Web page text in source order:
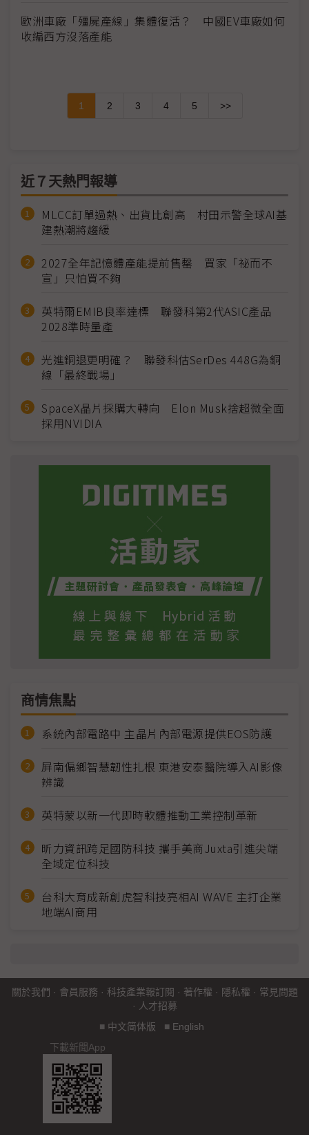
歐洲車廠「殭屍產線」集體復活？ 中國EV車廠如何
收編西方沒落產能
1 2 3 4 5 >>
近７天熱門報導
MLCC訂單過熱、出貨比創高 村田示警全球AI基
建熱潮將趨緩
2027全年記憶體產能提前售罄 買家「祕而不
宣」只怕買不夠
英特爾EMIB良率達標 聯發科第2代ASIC產品
2028準時量產
光進銅退更明確？ 聯發科估SerDes 448G為銅
線「最終戰場」
SpaceX晶片採購大轉向 Elon Musk捨超微全面
採用NVIDIA
商情焦點
系統內部電路中 主晶片內部電源提供EOS防護
屏南偏鄉智慧韌性扎根 東港安泰醫院導入AI影像
辨識
英特蒙以新一代即時軟體推動工業控制革新
昕力資訊跨足國防科技 攜手美商Juxta引進尖端
全域定位科技
台科大育成新創虎智科技亮相AI WAVE 主打企業
地端AI商用
關於我們 · 會員服務 · 科技產業報訂閱 · 著作權 · 隱私權 · 常見問題
· 人才招募
■ 中文简体版 ■ English
下載新聞App